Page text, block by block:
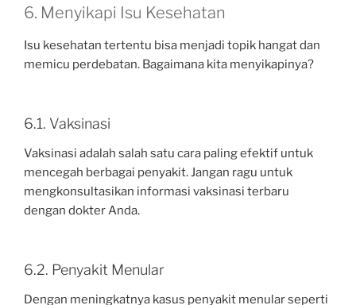
6. Menyikapi Isu Kesehatan
Isu kesehatan tertentu bisa menjadi topik hangat dan
memicu perdebatan. Bagaimana kita menyikapinya?
6.1. Vaksinasi
Vaksinasi adalah salah satu cara paling efektif untuk
mencegah berbagai penyakit. Jangan ragu untuk
mengkonsultasikan informasi vaksinasi terbaru
dengan dokter Anda.
6.2. Penyakit Menular
Dengan meningkatnya kasus penyakit menular seperti